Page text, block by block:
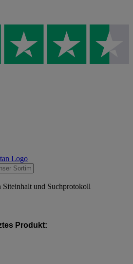
Siteinhalt und Suchprotokoll
Produkt: